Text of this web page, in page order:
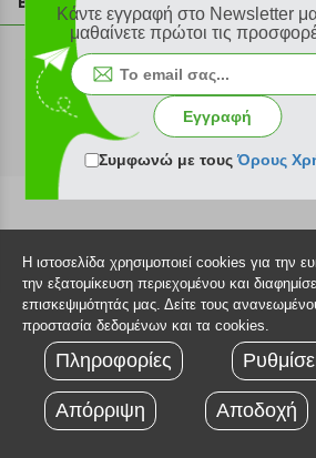
Σημεία παραλαβής
Ευκαιρίες καριέρας
Όροι χρήσης
Sitemap
Εξέλιξη παραγγελίας
Τρόποι παραγγελίας
Τρόποι πληρωμής
Τρόποι αποστολής
Πολιτική επιστροφών
Τεχνική υποστήριξη
©2026 Plus4u.gr
Κάντε εγγραφή στο Newsletter
μαθαίνετε πρώτοι τις
Εγγραφή
Συμφωνώ με τουςΌρους
Η ιστοσελίδα χρησιμοποιεί cookies για την
την εξατομίκευση περιεχομένου και
επισκεψιμότητάς μας. Δείτε τους
προστασία δεδομένων και τα cookies.
Πληροφορίες
Απόρριψη Αποδοχή